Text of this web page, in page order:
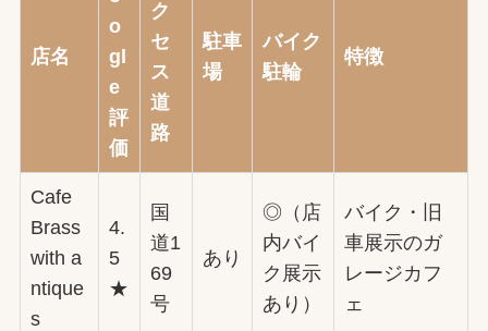
店名
o
gl
e
評
価
ク
セ
ス
道
路
駐車
場
バイク
駐輪
特徴
Cafe
Brass
with a
ntique
s
4.
5
★
国
道1
69
号
あり
◎（店
内バイ
ク展示
あり）
バイク・旧
車展示のガ
レージカフ
ェ